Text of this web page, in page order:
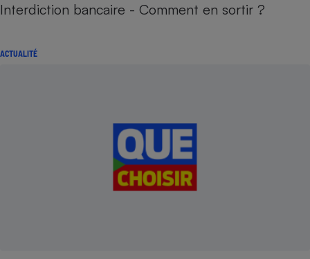
Interdiction bancaire - Comment en sortir ?
ACTUALITÉ